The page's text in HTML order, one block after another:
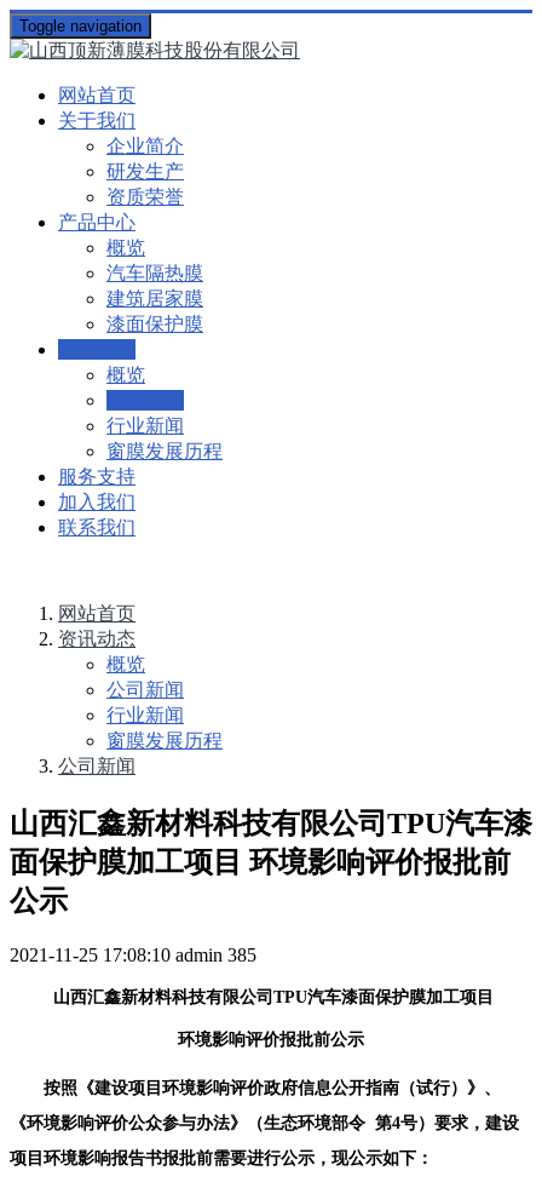
Toggle navigation
网站首页
关于我们
企业简介
研发生产
资质荣誉
产品中心
概览
汽车隔热膜
建筑居家膜
漆面保护膜
概览
行业新闻
窗膜发展历程
服务支持
加入我们
联系我们
网站首页
资讯动态
概览
公司新闻
行业新闻
窗膜发展历程
公司新闻
山西汇鑫新材料科技有限公司TPU汽车漆
面保护膜加工项目 环境影响评价报批前
公示
2021-11-25 17:08:10 admin 385
山西汇鑫新材料科技有限公司 TPU汽车漆面保护膜加工项目
环境影响评价报批前公示
按照《建设项目环境影响评价政府信息公开指南（试行）》、
《环境影响评价公众参与办法》（生态环境部令 第4号）要求，建设
项目环境影响报告书报批前需要进行公示，现公示如下：